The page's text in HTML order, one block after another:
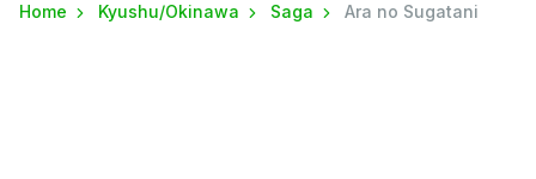
Home Kyushu/Okinawa Saga Ara no Sugatani